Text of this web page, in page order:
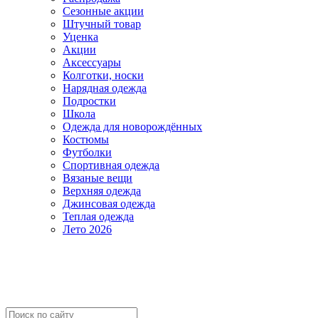
Сезонные акции
Штучный товар
Уценка
Акции
Аксессуары
Колготки, носки
Нарядная одежда
Подростки
Школа
Одежда для новорождённых
Костюмы
Футболки
Спортивная одежда
Вязаные вещи
Верхняя одежда
Джинсовая одежда
Теплая одежда
Лето 2026